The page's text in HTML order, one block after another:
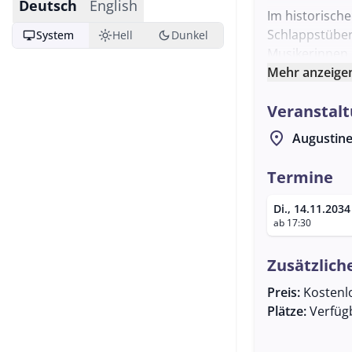
Deutsch English
desktop_windowsSystem light_modeHell dark_modeDunkel
Im
Musikerinnen
Vordergrund,
Tradition der
Die
Musiker sind
Atmosphäre
Mehr
location_on
Termine
Di., 14.11.2034
ab 17:30
Preis:
Plätze: